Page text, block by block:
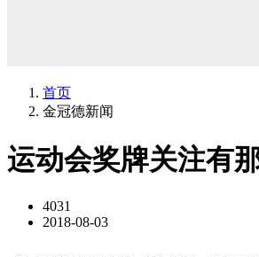
首页
金冠德新闻
运动会奖牌关注有
4031
2018-08-03